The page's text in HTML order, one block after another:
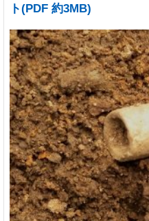
ト(PDF 約3MB)